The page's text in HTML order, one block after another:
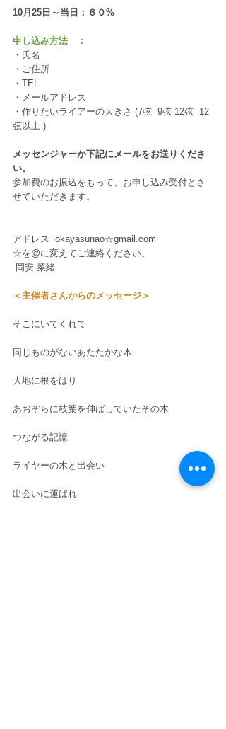
10月25日～当日：６０%
申し込み方法　：
・氏名
・ご住所
・TEL
・メールアドレス
・作りたいライアーの大きさ (7弦  9弦 12弦  12
弦以上 )
メッセンジャーか下記にメールをお送りくださ
い。
参加費のお振込をもって、お申し込み受付とさ
せていただきます。
アドレス  okayasunao☆gmail.com
☆を@に変えてご連絡ください。
岡安 菜緒
＜主催者さんからのメッセージ＞
そこにいてくれて
同じものがないあたたかな木
大地に根をはり
あおぞらに枝葉を伸ばしていたその木
つながる記憶
ライヤーの木と出会い
出会いに運ばれ